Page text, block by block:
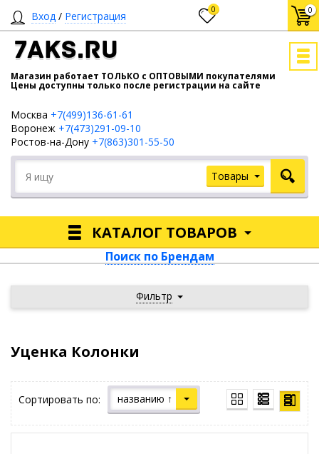
Вход / Регистрация 0 0
7AKS.RU
Магазин работает ТОЛЬКО с ОПТОВЫМИ покупателями
Цены доступны только после регистрации на сайте
Москва +7(499)136-61-61
Воронеж +7(473)291-09-10
Ростов-на-Дону +7(863)301-55-50
Товары
КАТАЛОГ ТОВАРОВ
Поиск по Брендам
Фильтр
Уценка Колонки
Сортировать по: названию ↑